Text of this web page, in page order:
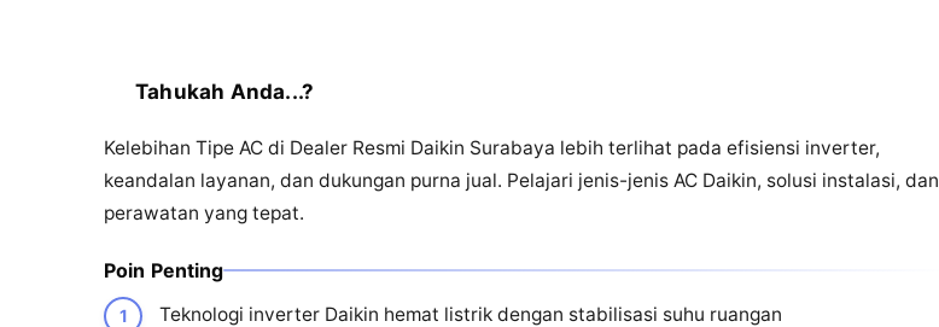
Tahukah Anda...?
Kelebihan Tipe AC di Dealer Resmi Daikin Surabaya lebih terlihat pada efisiensi inverter,
keandalan layanan, dan dukungan purna jual. Pelajari jenis-jenis AC Daikin, solusi instalasi, dan
perawatan yang tepat.
Poin Penting
Teknologi inverter Daikin hemat listrik dengan stabilisasi suhu ruangan